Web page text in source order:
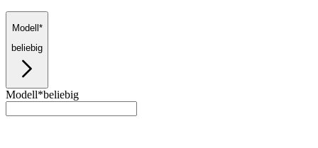
Modell*
beliebig
Modell*beliebig